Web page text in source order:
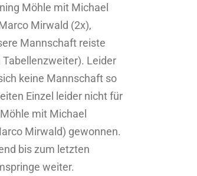
Möhle mit Michael
Mirwald (2x),
Mannschaft reiste
Tabellenzweiter). Leider
keine Mannschaft so
Einzel leider nicht für
mit Michael
Mirwald) gewonnen.
bis zum letzten
weiter.